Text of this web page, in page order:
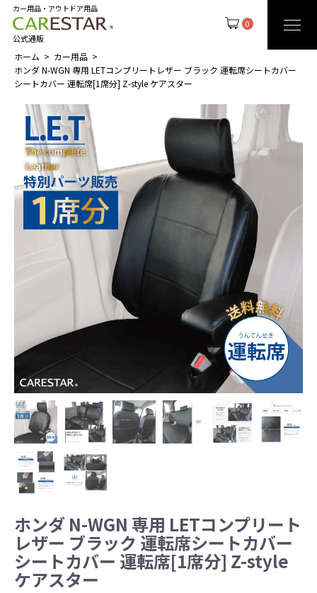
0
カー用品・アウトドア用品
公式通販
ホーム
カー用品
ホンダ N-WGN 専用 LETコンプリートレザー ブラック 運転席シートカバー
シートカバー 運転席[1席分] Z-style ケアスター
ホンダ N-WGN 専用 LETコンプリート
レザー ブラック 運転席シートカバー
シートカバー 運転席[1席分] Z-style
ケアスター